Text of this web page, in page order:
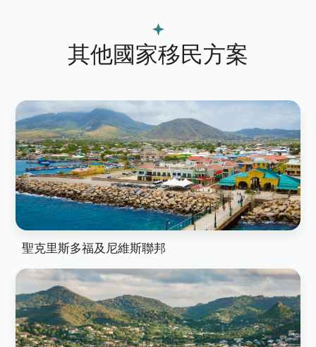
其他國家移民方案
聖克里斯多福及尼維斯聯邦